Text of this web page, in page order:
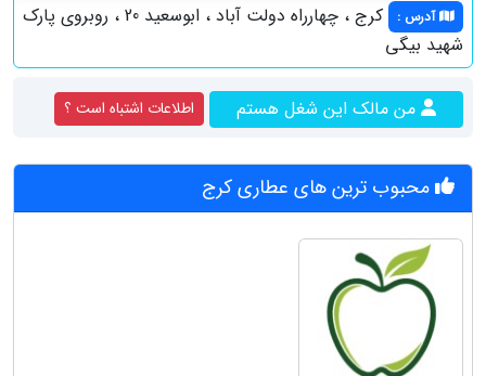
آدرس :
کرج ، چهارراه دولت آباد ، ابوسعید 20 ، روبروی پارک
شهید بیگی
من مالک این شغل هستم اطلاعات اشتباه است ؟
محبوب ترین های عطاری کرج